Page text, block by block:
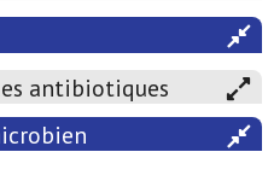
antibiotiques